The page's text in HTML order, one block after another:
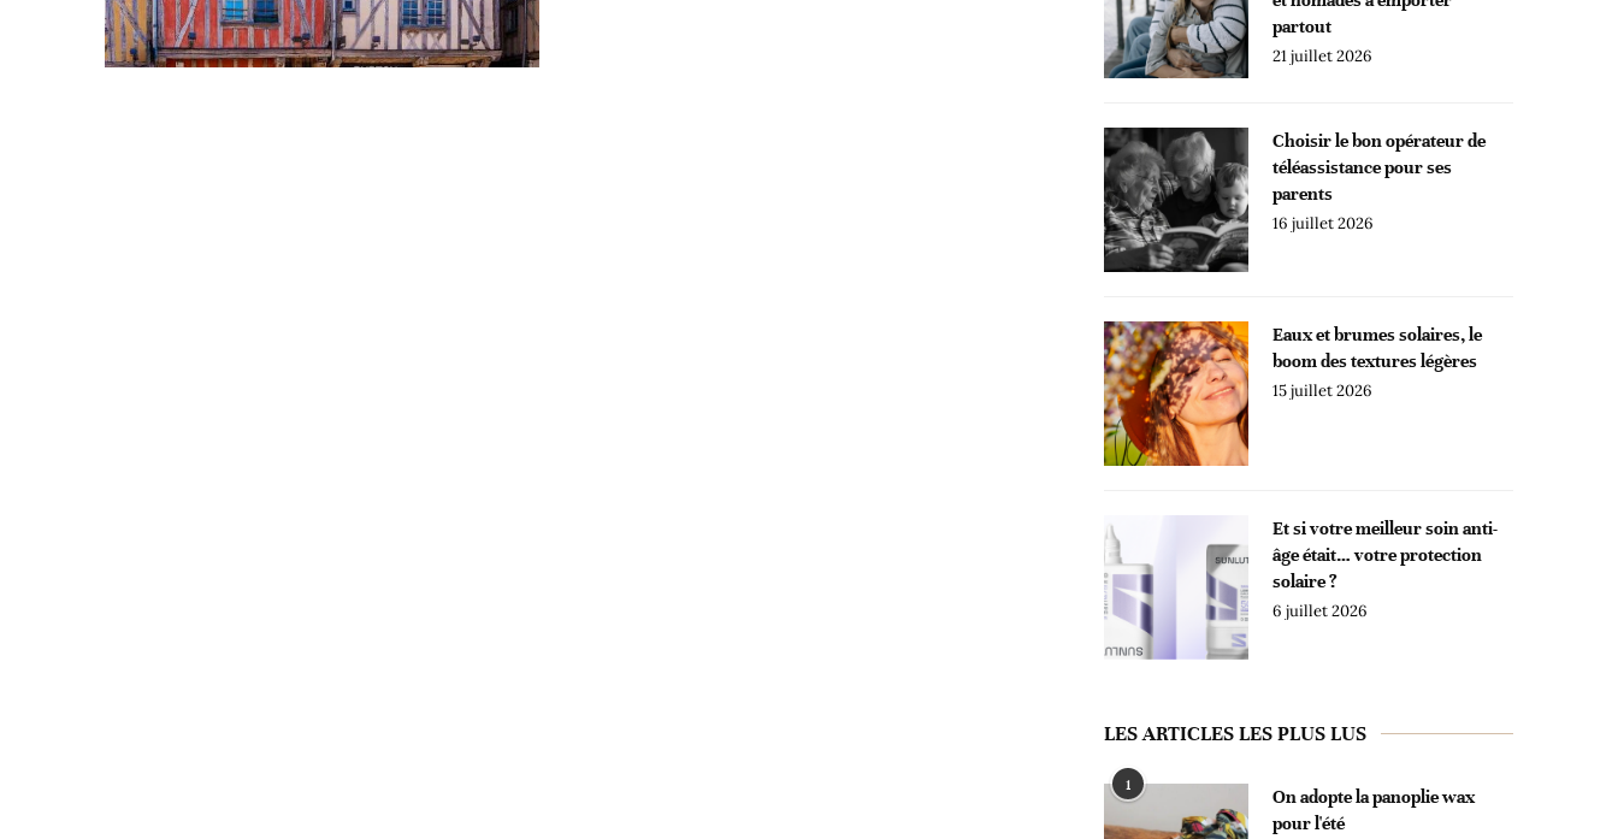
partout
21 juillet 2026
Choisir le bon opérateur de
téléassistance pour ses
parents
16 juillet 2026
Eaux et brumes solaires, le
boom des textures légères
15 juillet 2026
Et si votre meilleur soin anti-
âge était… votre protection
solaire ?
6 juillet 2026
LES ARTICLES LES PLUS LUS
1
On adopte la panoplie wax
pour l'été